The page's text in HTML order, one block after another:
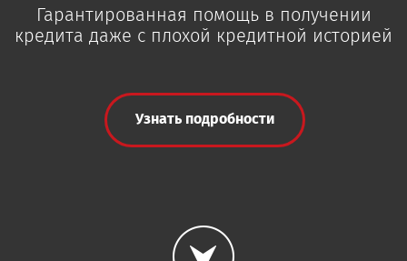
Гарантированная помощь в получении
кредита даже с плохой кредитной историей
Узнать подробности